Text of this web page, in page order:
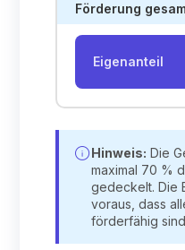
Förderung
Eigenanteil
infoHinweis: Die
maximal 70 %
gedeckelt. Die
voraus, dass
förderfähig